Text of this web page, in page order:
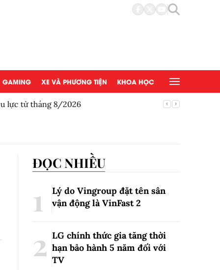
GAMING XE VÀ PHƯƠNG TIỆN KHOA HỌC
lực từ tháng 8/2026
ĐỌC NHIỀU
Lý do Vingroup đặt tên sân
vận động là VinFast2
LG chính thức gia tăng thời
hạn bảo hành 5 năm đối với
TV